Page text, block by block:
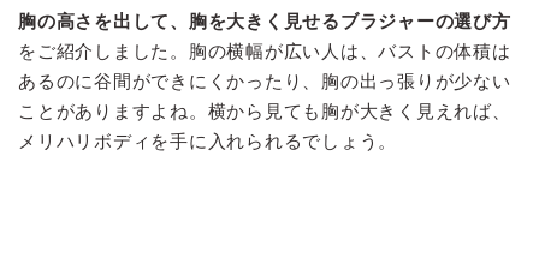
胸の高さを出して、胸を大きく見せるブラジャーの選び方
をご紹介しました。胸の横幅が広い人は、バストの体積は
あるのに谷間ができにくかったり、胸の出っ張りが少ない
ことがありますよね。横から見ても胸が大きく見えれば、
メリハリボディを手に入れられるでしょう。